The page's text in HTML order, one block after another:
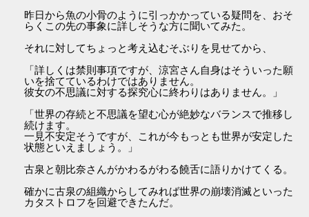
昨日から魚の小骨のように引っかかっている疑問を、おそ
らくこの先の事象に詳しそうな方に聞いてみた。
それに対してちょっと考え込むそぶりを見せてから、
「詳しくは禁則事項ですが、涼宮さん自身はそういった願
いを捨てているわけではありません。
彼女の不思議に対する探究心に終わりはありません。」
「世界の存続と不思議を望む心が絶妙なバランスで推移し
続けます。
一見不安定そうですが、これが今もっとも世界が安定した
状態といえましょう。」
古泉と朝比奈さんがかわるがわる饒舌に語りかけてくる。
確かに古泉の組織からしてみれば世界の崩壊消滅といった
カタストロフを回避できたんだ。